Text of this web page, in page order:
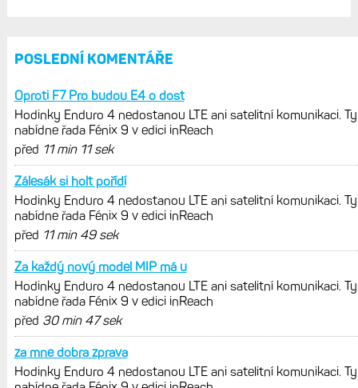
Fénix 9 v edici inReach
Live Activity konečně i pro outdoorové
sporty. Mobil už umí zrcadlit data
cyklistiky, běhu i chůze
Zkušenosti po roce: Fénixy 8 Pro jsou
jedním slovem parádní, těžko něco
vytknout. Ale ta nositelnost
Zaměření zátěže: Hodnotí, zda je váš
trénink produktivní a jestli se nachází
v optimálních oblastech
Garmin poprvé překonal hranici
300 dolarů. Cena akcií za devět
měsíců výrazně vzrostla